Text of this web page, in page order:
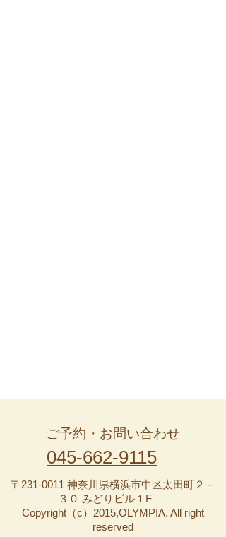
ご予約・お問い合わせ
045-662-9115
〒231-0011 神奈川県横浜市中区太田町２－
３０ みどりビル１F
Copyright（c）2015,OLYMPIA. All right
reserved